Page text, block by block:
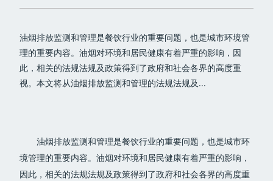
油烟排放监测和管理是餐饮行业的重要问题，也是城市环境管
理的重要内容。油烟对环境和居民健康有着严重的影响，因
此，相关的法规法规及政策得到了政府和社会各界的高度重
视。本文将从油烟排放监测和管理的法规法规及...
油烟排放监测和管理是餐饮行业的重要问题，也是城市环
境管理的重要内容。油烟对环境和居民健康有着严重的影响，
因此，相关的法规法规及政策得到了政府和社会各界的高度重